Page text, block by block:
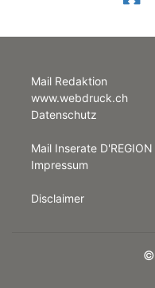
Mail Redaktion
www.webdruck.ch
Datenschutz
Mail Inserate D'REGION
Impressum
Disclaimer
©